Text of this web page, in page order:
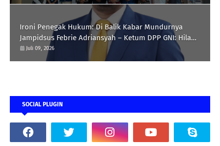
Ironi Penegak Hukum: Di Balik Kabar Mundurnya
Jampidsus Febrie Adriansyah – Ketum DPP GNI: Hilang
Jiwa Negarawan di Tubuh Polri dan Jaksa, Hukum Jadi
Alat Perkaya Diri
Juli 09, 2026
SOCIAL PLUGIN